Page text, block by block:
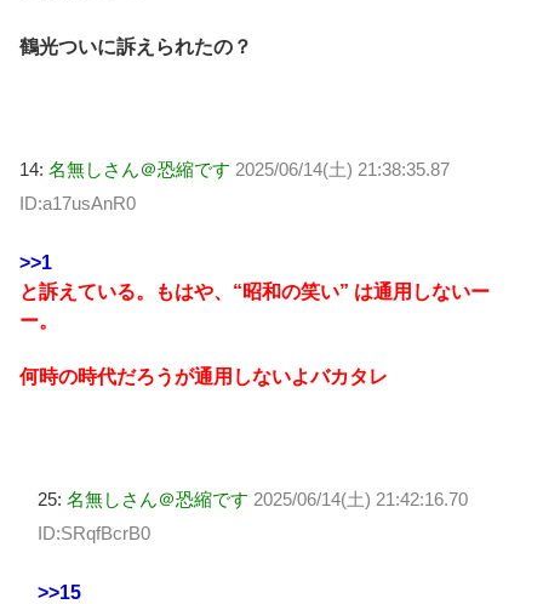
鶴光ついに訴えられたの？
14: 名無しさん＠恐縮です 2025/06/14(土) 21:38:35.87
ID:a17usAnR0
>>1
と訴えている。もはや、“昭和の笑い” は通用しないー
ー。
何時の時代だろうが通用しないよバカタレ
25: 名無しさん＠恐縮です 2025/06/14(土) 21:42:16.70
ID:SRqfBcrB0
>>15